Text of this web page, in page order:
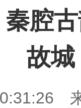
腔
故城